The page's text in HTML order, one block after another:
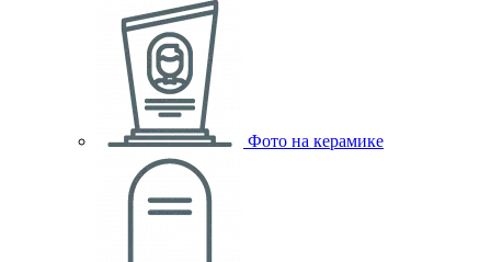
Фото на керамике